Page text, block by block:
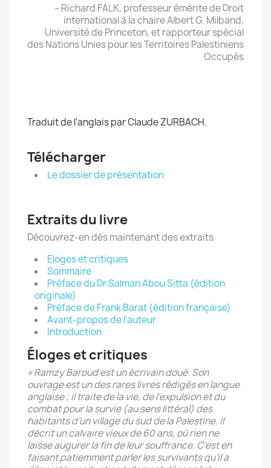
– Richard FALK, professeur émérite de Droit
international à la chaire Albert G. Milband,
Université de Princeton, et rapporteur spécial
des Nations Unies pour les Territoires Palestiniens
Occupés
Traduit de l'anglais par Claude ZURBACH.
Télécharger
Le dossier de présentation
Extraits du livre
Découvrez-en dès maintenant des extraits
Eloges et critiques
Sommaire
Préface du Dr Salman Abou Sitta (édition
originale)
Préface de Frank Barat (édition française)
Avant-propos de l'auteur
Introduction
Éloges et critiques
« Ramzy Baroud est un écrivain doué. Son
ouvrage est un des rares livres rédigés en langue
anglaise ; il traite de la vie, de l’expulsion et du
combat pour la survie (au sens littéral) des
habitants d’un village du sud de la Palestine. Il
décrit un calvaire vieux de 60 ans, où rien ne
laisse augurer la fin de leur souffrance. C’est en
faisant patiemment parler les survivants qu’il a